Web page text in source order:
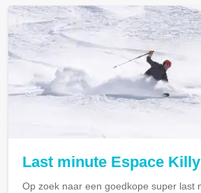
Last minute Espace Killy
Op zoek naar een goedkope super last